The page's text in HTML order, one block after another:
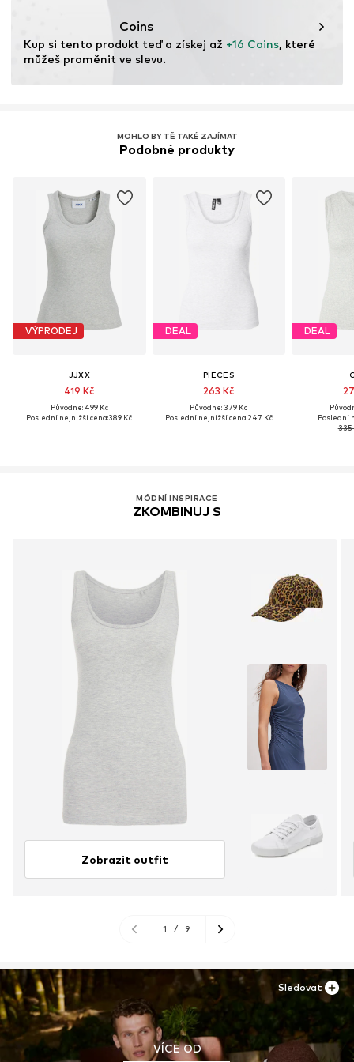
podporuje zdraví půdy a ekosystémů tím, že se vyhýbá
genetické modifikaci, omezuje spotřebu vody a
minimalizuje používání chemických hnojiv.
Coins
Kup si tento produkt teď a získej až +16 Coins, které
můžeš proměnit ve slevu.
MOHLO BY TĚ TAKÉ ZAJÍMAT
Podobné produkty
VÝPRODEJ
JJXX
419 Kč
Původně: 499 Kč
Poslední nejnižší cena:389 Kč
DEAL
PIECES
263 Kč
Původně: 379 Kč
Poslední nejnižší cena:247 Kč
DEAL
Poslední
335
MÓDNÍ INSPIRACE
ZKOMBINUJ S
Zobrazit outfit
1 / 9
VÍCE OD
Sledovat